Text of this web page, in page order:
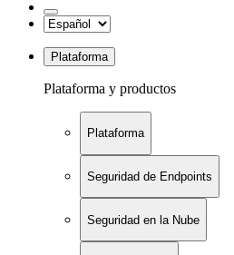
Plataforma
Plataforma y productos
Plataforma
Seguridad de Endpoints
Seguridad en la Nube